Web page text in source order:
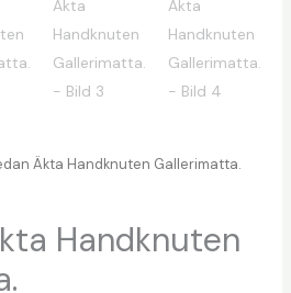
Äkta Handknuten Gallerimatta.
Handknuten